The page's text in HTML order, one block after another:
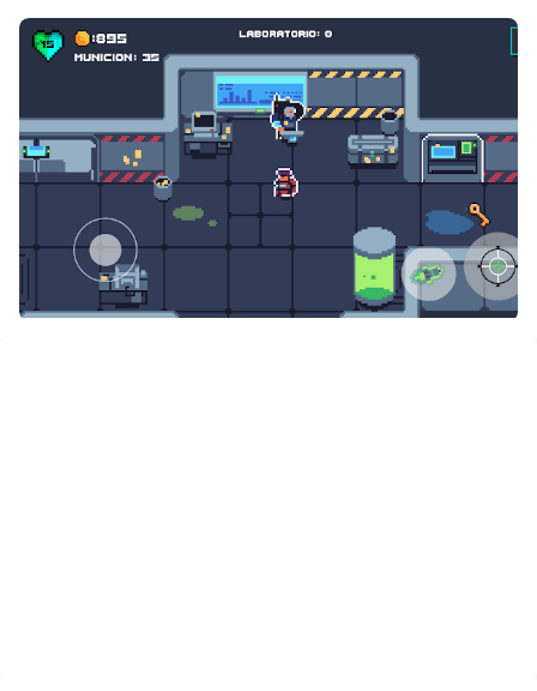
按鈕、連續按鍵等。
如果你想用遊戲手把玩遊戲，自動啟用的遊戲手把檢測可以
幫助你在幾個簡單的點擊中自訂控制，自由移動你的英雄。
現在就開始在電腦上下載和玩Loco en Laboratorio吧！
嗯，遊戲是關於一個必須保護實驗室的瘋子，為此你必須找
到最終的老闆，但首先你必須提高你的武器和健康，還有皮
膚和那些很酷的東西，現在開始玩